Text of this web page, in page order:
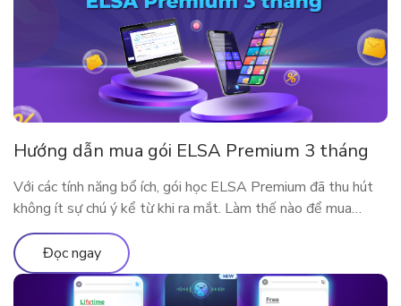
Hướng dẫn mua gói ELSA Premium 3 tháng
Với các tính năng bổ ích, gói học ELSA Premium đã thu hút
không ít sự chú ý kể từ khi ra mắt. Làm thế nào để mua
ELSA Premium 3 tháng?
Đọc ngay